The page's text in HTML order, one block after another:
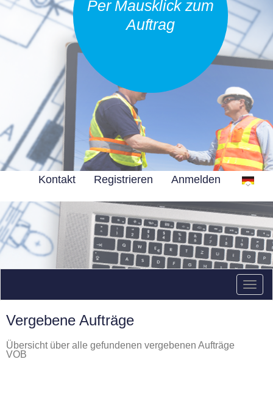
Per Mausklick zum
Auftrag
Kontakt Registrieren Anmelden
Vergebene Aufträge
Übersicht über alle gefundenen vergebenen Aufträge
VOB